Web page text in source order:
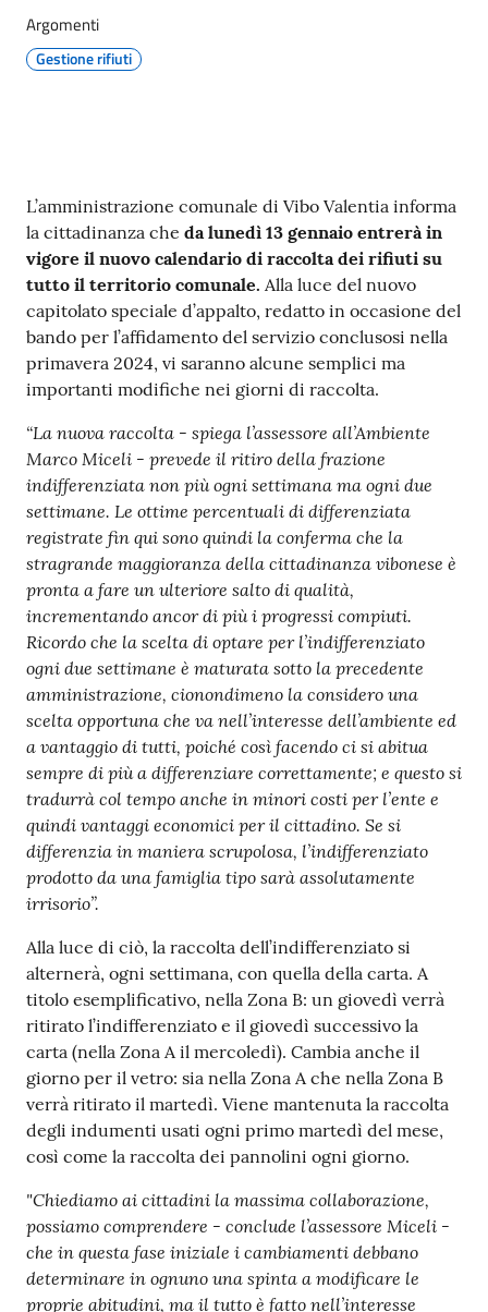
b
p
r
i
o
Tutti
gli
argomenti...
Seguici
su
Argomenti
Gestione rifiuti
Contenuto
L’amministrazione comunale di Vibo Valentia informa
la cittadinanza che da lunedì 13 gennaio entrerà in
vigore il nuovo calendario di raccolta dei rifiuti su
tutto il territorio comunale. Alla luce del nuovo
capitolato speciale d’appalto, redatto in occasione del
bando per l’affidamento del servizio conclusosi nella
primavera 2024, vi saranno alcune semplici ma
importanti modifiche nei giorni di raccolta.
“La nuova raccolta - spiega l’assessore all’Ambiente
Marco Miceli - prevede il ritiro della frazione
indifferenziata non più ogni settimana ma ogni due
settimane. Le ottime percentuali di differenziata
registrate fin qui sono quindi la conferma che la
stragrande maggioranza della cittadinanza vibonese è
pronta a fare un ulteriore salto di qualità,
incrementando ancor di più i progressi compiuti.
Ricordo che la scelta di optare per l’indifferenziato
ogni due settimane è maturata sotto la precedente
amministrazione, cionondimeno la considero una
scelta opportuna che va nell’interesse dell’ambiente ed
a vantaggio di tutti, poiché così facendo ci si abitua
sempre di più a differenziare correttamente; e questo si
tradurrà col tempo anche in minori costi per l’ente e
quindi vantaggi economici per il cittadino. Se si
differenzia in maniera scrupolosa, l’indifferenziato
prodotto da una famiglia tipo sarà assolutamente
irrisorio”.
Alla luce di ciò, la raccolta dell’indifferenziato si
alternerà, ogni settimana, con quella della carta. A
titolo esemplificativo, nella Zona B: un giovedì verrà
ritirato l’indifferenziato e il giovedì successivo la
carta (nella Zona A il mercoledì). Cambia anche il
giorno per il vetro: sia nella Zona A che nella Zona B
verrà ritirato il martedì. Viene mantenuta la raccolta
degli indumenti usati ogni primo martedì del mese,
così come la raccolta dei pannolini ogni giorno.
"Chiediamo ai cittadini la massima collaborazione,
possiamo comprendere - conclude l’assessore Miceli -
che in questa fase iniziale i cambiamenti debbano
determinare in ognuno una spinta a modificare le
proprie abitudini, ma il tutto è fatto nell’interesse